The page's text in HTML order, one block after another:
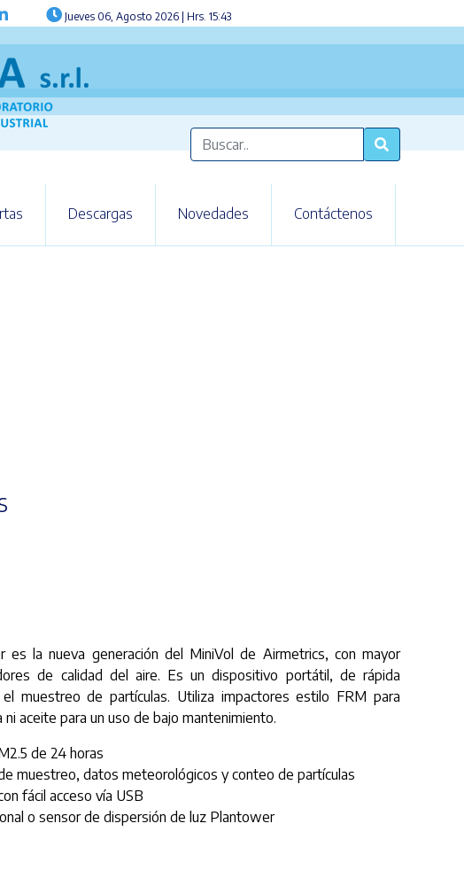
Jueves 06, Agosto 2026 | Hrs. 15:43
Descargas Novedades Contáctenos
la nueva generación del MiniVol de Airmetrics, con mayor
de calidad del aire. Es un dispositivo portátil, de rápida
muestreo de partículas. Utiliza impactores estilo FRM para
aceite para un uso de bajo mantenimiento.
de 24 horas
muestreo, datos meteorológicos y conteo de partículas
fácil acceso vía USB
o sensor de dispersión de luz Plantower